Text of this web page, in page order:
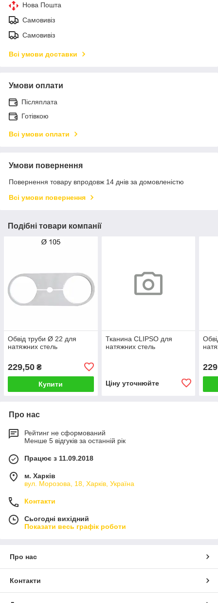
Нова Пошта
Самовивіз
Самовивіз
Всі умови доставки
Умови оплати
Післяплата
Готівкою
Всі умови оплати
Умови повернення
Повернення товару впродовж 14 днів за домовленістю
Всі умови повернення
Подібні товари компанії
Обвід труби Ø 22 для
натяжних стель
229,50 ₴
Купити
Тканина CLIPSO для
натяжних стель
Ціну уточнюйте
Про нас
Рейтинг не сформований
Менше 5 відгуків за останній рік
Працює з 11.09.2018
м. Харків
вул. Морозова, 18, Харків, Україна
Контакти
Сьогодні вихідний
Показати весь графік роботи
Про нас
Контакти